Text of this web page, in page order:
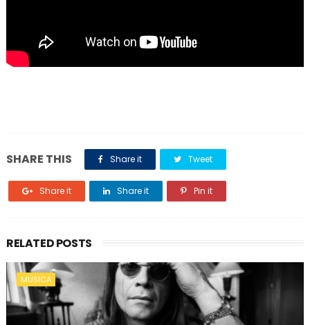
SHARE THIS Share it Tweet
Share it Share it Pin it
RELATED POSTS
MÚSICA